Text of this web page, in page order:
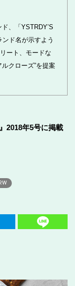
、「YSTRDY’S
ンド名が示すよう
ート、モードな
クローズ”を提案
2018年5号に掲載